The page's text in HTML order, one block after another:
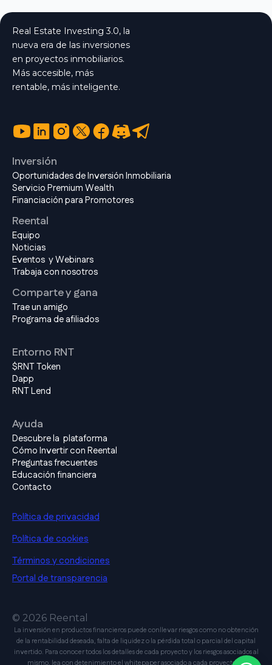
Real Estate Investing 3.0, la
nueva era de las inversiones
en proyectos inmobiliarios.
Más accesible, más
rentable, más inteligente.
Inversión
Oportunidades de Inversión Inmobiliaria
Servicio Premium Wealth
Financiación para Promotores
Reental
Equipo
Noticias
Eventos y Webinars
Trabaja con nosotros
Comparte y gana
Trae un amigo
Programa de afiliados
Entorno RNT
$RNT Token
Dapp
RNT Lend
Ayuda
Descubre la plataforma
Cómo Invertir con Reental
Preguntas frecuentes
Educación financiera
Contacto
Política de privacidad
Política de cookies
Términos y condiciones
Portal de transparencia
© 2026 Reental
La inversión en productos financieros puede conllevar riesgos como no obtención
de la rentabilidad deseada, falta de liquidez o la pérdida total o parcial del capital
invertido. Para conocer todos los detalles de cada proyecto y los riesgos asociados al